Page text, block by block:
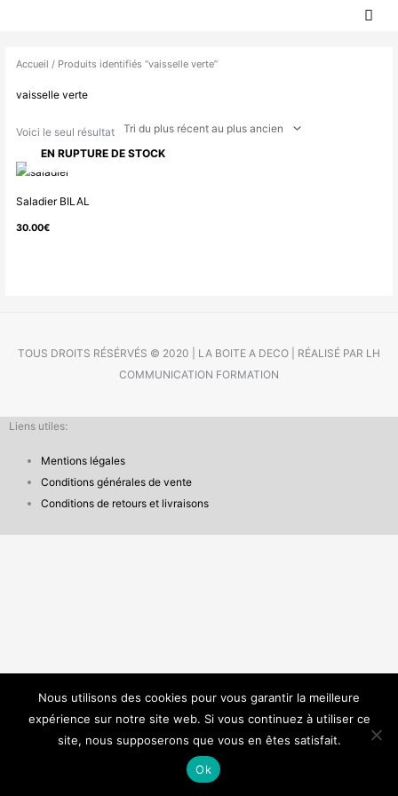
Accueil / Produits identifiés “vaisselle verte”
vaisselle verte
Voici le seul résultat
EN RUPTURE DE STOCK
Saladier BILAL
30.00€
TOUS DROITS RÉSÉRVÉS © 2020 | LA BOITE A DECO | RÉALISÉ PAR LH
COMMUNICATION FORMATION
Liens utiles:
Mentions légales
Conditions générales de vente
Conditions de retours et livraisons
Nous utilisons des cookies pour vous garantir la meilleure
expérience sur notre site web. Si vous continuez à utiliser ce
site, nous supposerons que vous en êtes satisfait.
Ok